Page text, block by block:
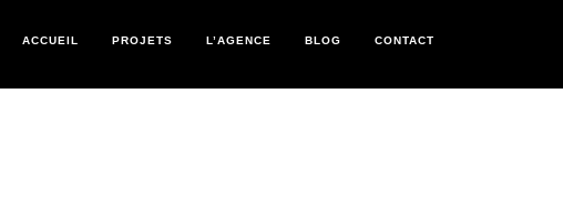
ACCUEIL PROJETS L’AGENCE BLOG CONTACT